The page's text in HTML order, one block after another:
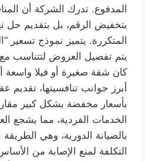
المدفوع. تدرك الشركة أن
بتخفيض الرقم، بل بتقديم حل
المتكررة. يتميز نموذج تسعير
يتم تفصيل العروض لتتناسب مع
كان شقة صغيرة أو فيلا واسعة
أبرز جوانب تنافسيتها، تقديم
بأسعار مخفضة بشكل كبير
الخدمات الفردية، مما يشجع
بالصيانة الدورية، وهي
التكلفة لمنع الإصابة من